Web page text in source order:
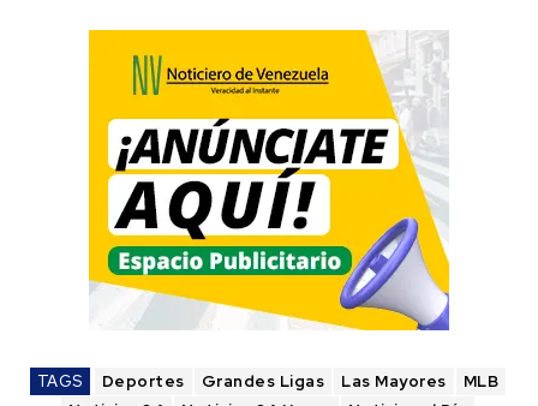
TAGS Deportes Grandes Ligas Las Mayores
MLB